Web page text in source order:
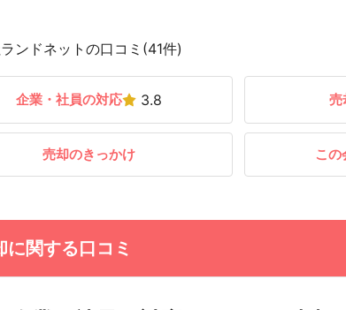
ンドネットの口コミ(41件)
企業・社員の対応 3.8 売
売却のきっかけ こ
に関する口コミ